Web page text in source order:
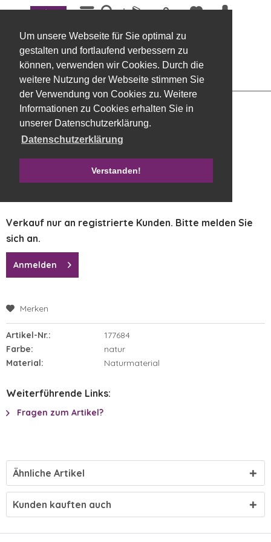
Um unsere Webseite für Sie optimal zu
gestalten und fortlaufend verbessern zu
können, verwenden wir Cookies. Durch die
weitere Nutzung der Webseite stimmen Sie
der Verwendung von Cookies zu. Weitere
Informationen zu Cookies erhalten Sie in
unserer Datenschutzerklärung.
Datenschutzerklärung
Verstanden!
Menü
Übersicht Exoten, Allerheiligen
Banksia Coccinea, natur, 20 Stück
Verkauf nur an registrierte Kunden. Bitte melden Sie
sich an.
Anmelden
Merken
Artikel-Nr.:
177684
Farbe:
natur
Material:
Naturmaterial
Weiterführende Links:
Fragen zum Artikel?
Ähnliche Artikel
Kunden kauften auch